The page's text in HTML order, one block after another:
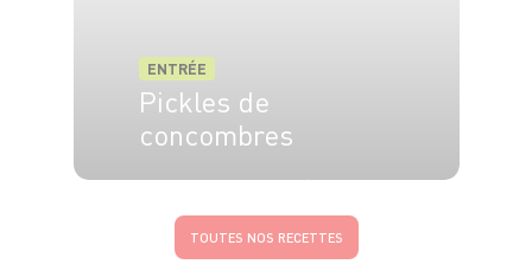
ENTRÉE
Pickles de
concombres
TOUTES NOS RECETTES